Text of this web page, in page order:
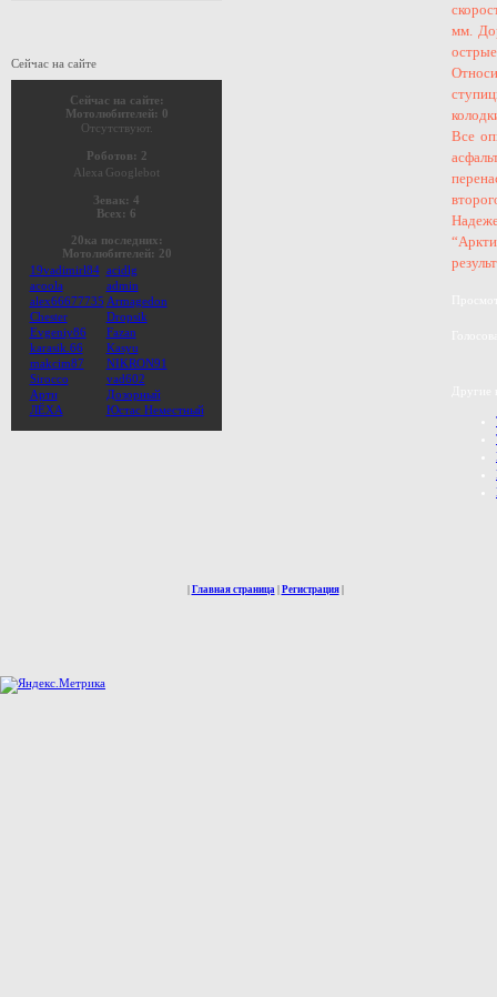
Сейчас на сайте
Сейчас на сайте:
Мотолюбителей: 0
Отсутствуют.
Роботов: 2
Alexa Googlebot
Зевак: 4
Всех: 6
20ка последних:
Мотолюбителей: 20
19vadimirl84 acidlg
acoola
admin
alex66677735 Armagedon
Chester
Dropsik
Evgeniy86
Fazan
karasik.66
Kasyu
makcim87
NIKRON91
Sirocco
vad602
Арти
Дозорный
ЛЁХА
Юстас Неместный
мм.
Все
Главная страница| Регистрация|